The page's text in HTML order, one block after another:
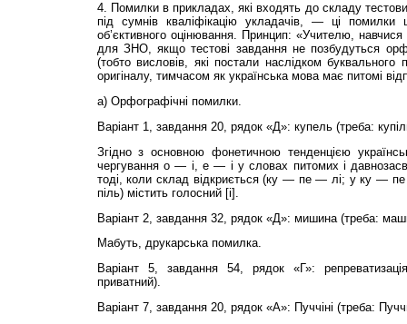
4. Помилки в прикладах, які входять до складу
під сумнів кваліфікацію укладачів, — ці помилки
об’єктивного оцінювання. Принцип: «Учителю,
для ЗНО, якщо тестові завдання не позбудуться
(тобто висловів, які постали наслідком буквального
оригіналу, тимчасом як українська мова має питомі
а) Орфографічні помилки.
Варіант 1, завдання 20, рядок «Д»: купель (треба:
Згідно з основною фонетичною тенденцією
чергування о — і, е — і у словах питомих і
тоді, коли склад відкриється (ку — пе — лі; у ку —
піль) містить голосний [і].
Варіант 2, завдання 32, рядок «Д»: мишина (треба:
Мабуть, друкарська помилка.
Варіант 5, завдання 54, рядок «Г»:
приватний).
Варіант 7, завдання 20, рядок «А»: Пуччіні (треба: